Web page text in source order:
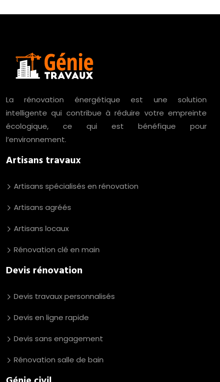
La rénovation énergétique est une solution
intelligente qui contribue à réduire votre empreinte
écologique, ce qui est bénéfique pour
l’environnement.
Artisans travaux
Artisans spécialisés en rénovation
Artisans agréés
Artisans locaux
Rénovation clé en main
Devis rénovation
Devis travaux personnalisés
Devis en ligne rapide
Devis sans engagement
Rénovation salle de bain